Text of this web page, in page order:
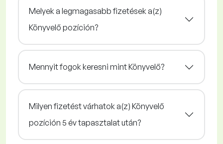
Melyek a legmagasabb fizetések a(z)
Könyvelő pozíción?
Mennyit fogok keresni mint Könyvelő?
Milyen fizetést várhatok a(z) Könyvelő
pozíción 5 év tapasztalat után?